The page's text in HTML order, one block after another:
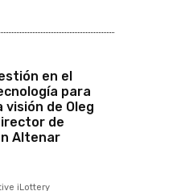
en el
para
visión de Oleg
de
Altenar
iLottery